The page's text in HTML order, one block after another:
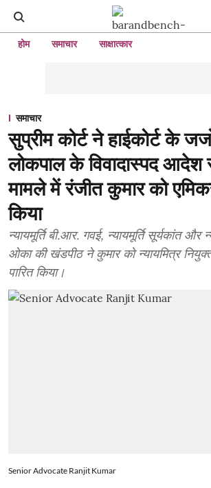
होम समाचार साक्षात्कार
समाचार
सुप्रीम कोर्ट ने हाईकोर्ट के
लोकपाल के विवादास्पद
मामले में रंजीत कुमार को
किया
न्यायमूर्ति बी.आर. गवई, न्यायमूर्ति सूर्यकांत और
ओका की खंडपीठ ने कुमार को न्यायमित्र
पारित किया।
Senior Advocate Ranjit Kumar